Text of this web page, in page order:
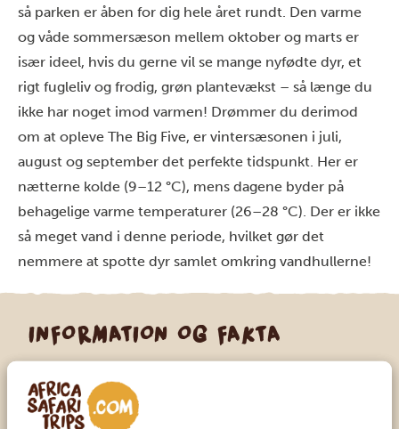
så parken er åben for dig hele året rundt. Den varme
og våde sommersæson mellem oktober og marts er
især ideel, hvis du gerne vil se mange nyfødte dyr, et
rigt fugleliv og frodig, grøn plantevækst – så længe du
ikke har noget imod varmen! Drømmer du derimod
om at opleve The Big Five, er vintersæsonen i juli,
august og september det perfekte tidspunkt. Her er
nætterne kolde (9–12 °C), mens dagene byder på
behagelige varme temperaturer (26–28 °C). Der er ikke
så meget vand i denne periode, hvilket gør det
nemmere at spotte dyr samlet omkring vandhullerne!
INFORMATION OG FAKTA
Kruger National Park er en enorm park, der er kendt
for sit rige dyreliv og sin store variation af arter. Her
findes en dyb historie – med menneskelige rester,